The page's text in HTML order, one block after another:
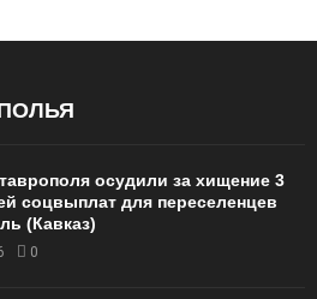
осудили за хищение 3
соцвыплат для переселенцев
(Кавказ)
0